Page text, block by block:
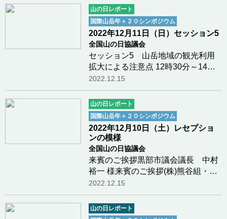
年プラス20-持続的山岳地域発展の焦
点）ヘルマン・クロイツマン 様(ベ
ルリン自由大学名誉教授)…つづきを
読む
山の日レポート
国際山岳年＋２０シンポジウム
2022年12月11日（日）セッション5
全国山の日協議会
セッション5 山岳地域の観光利用
拡大による注意点 12時30分～14時
10分コーディネーター トーマス・
ジョーンズ 様 (立命館アジア太平洋
大学教授)セッション5山岳観光地を
取り巻く環境の変化と対応～富士山
と尾瀬の事例から…つづきを読む
2022.12.15
山の日レポート
国際山岳年＋２０シンポジウム
2022年12月10日（土）レセプショ
ンの模様
全国山の日協議会
来賓のご挨拶黒部市議会議長 中村
裕一 様来賓のご挨拶(株)熊谷組・元
代表取締役社長 大田 弘 様乾杯の
ご発生ベルリン自由大学名誉教授
ヘルマン・クロイツマン様レセプシ
ョンの模様
2022.12.15
山の日レポート